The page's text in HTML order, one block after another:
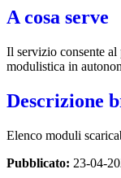
A cosa serve
Il servizio consente al
modulistica in
Descrizione
Elenco moduli
Pubblicato: 23-04-